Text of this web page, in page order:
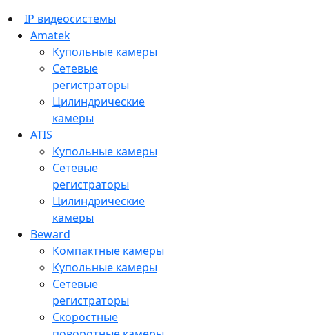
IP видеосистемы
Amatek
Купольные камеры
Сетевые
регистраторы
Цилиндрические
камеры
ATIS
Купольные камеры
Сетевые
регистраторы
Цилиндрические
камеры
Beward
Компактные камеры
Купольные камеры
Сетевые
регистраторы
Скоростные